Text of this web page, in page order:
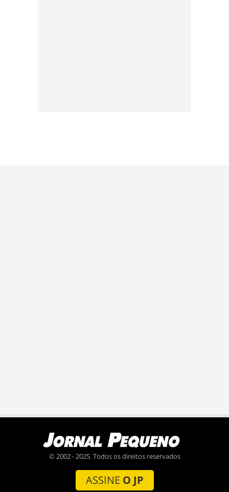
© 2002 - 2025. Todos os direitos reservados
ASSINE O JP